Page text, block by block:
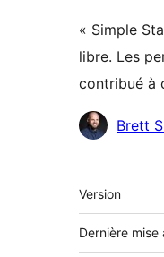
« Simple
libre. Les
contribué à
Brett
Méta
Version
Dernière mise